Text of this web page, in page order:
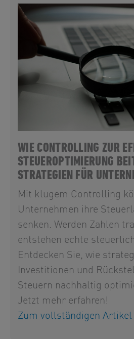
WIE CONTROLLING ZUR
STEUEROPTIMIERUNG
STRATEGIEN FÜR
Mit klugem Controlling
Unternehmen ihre
senken. Werden Zahlen
entstehen echte
Entdecken Sie, wie
Investitionen und
Steuern nachhaltig
Jetzt mehr erfahren!
Zum vollständigen Artikel